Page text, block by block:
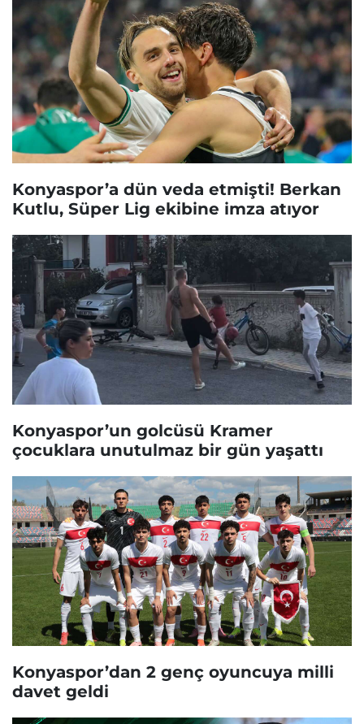
Konyaspor’a dün veda etmişti! Berkan
Kutlu, Süper Lig ekibine imza atıyor
Konyaspor’un golcüsü Kramer
çocuklara unutulmaz bir gün yaşattı
Konyaspor’dan 2 genç oyuncuya milli
davet geldi